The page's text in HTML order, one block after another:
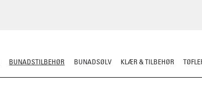
BUNADSTILBEHØR BUNADSØLV KLÆR & TILBEHØR